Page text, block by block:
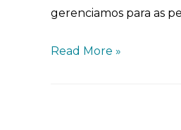
gerenciamos para as
Read More »